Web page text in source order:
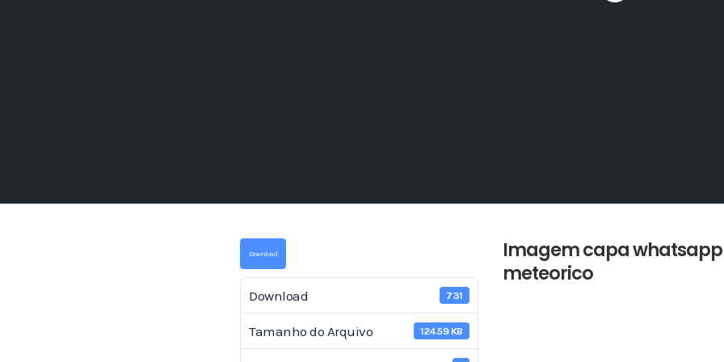
Download
Download 731
Tamanho do Arquivo 124.59 KB
Imagem capa
meteorico